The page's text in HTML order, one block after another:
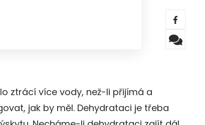
ztrácí více vody, než-li přijímá a
jak by měl. Dehydrataci je třeba